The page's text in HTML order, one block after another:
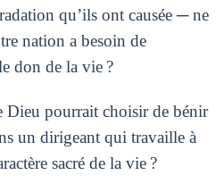
qu’ils ont causée ─ ne
nation a besoin de
don de la vie ?
Dieu pourrait choisir de bénir
un dirigeant qui travaille à
sacré de la vie ?